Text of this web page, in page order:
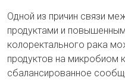
Одной из причин связи
продуктами и
колоректального рака
продуктов на микробиом
сбалансированное